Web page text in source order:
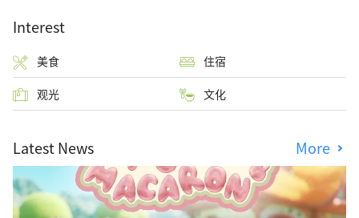
Interest
美食 住宿
观光 文化
Latest News More